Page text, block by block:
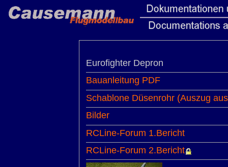
Eurofighter Depron
Bauanleitung PDF
Schablone Düsenrohr (Auszug
Bilder
RCLine-Forum 1.Bericht
RCLine-Forum 2.Bericht